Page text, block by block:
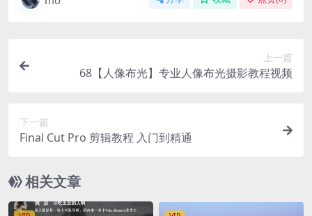
上一篇
68【人像布光】专业人像布光摄影教程视频
下一篇
Final Cut Pro 剪辑教程 入门到精通
相关文章